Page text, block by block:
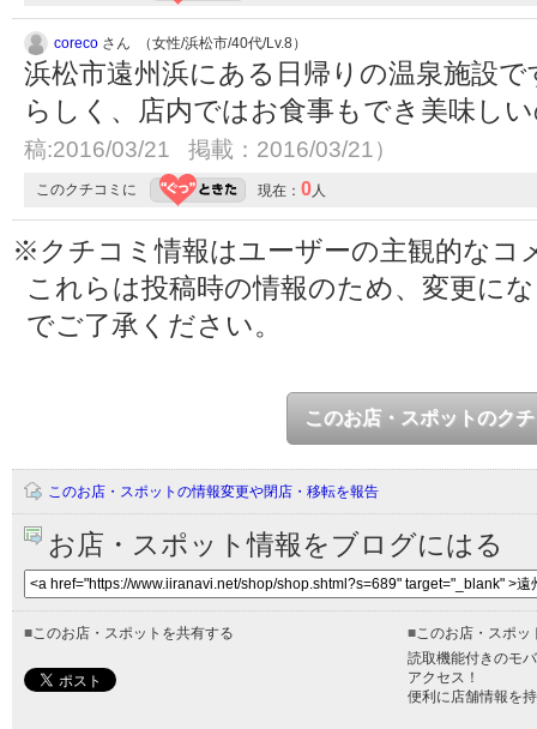
coreco さん （女性/浜松市/40代/Lv.8）
浜松市遠州浜にある日帰りの温泉施設
らしく、店内ではお食事もでき美味し
稿:2016/03/21 掲載：2016/03/21）
このクチコミに 現在： 0人
※クチコミ情報はユーザーの主観的なコ
これらは投稿時の情報のため、変更に
でご了承ください。
このお店・スポットのク
このお店・スポットの情報変更や閉店・移転を報告
お店・スポット情報をブログにはる
■このお店・スポットを共有する ■このお店・スポッ
読取機能付きのモ
アクセス！
便利に店舗情報を